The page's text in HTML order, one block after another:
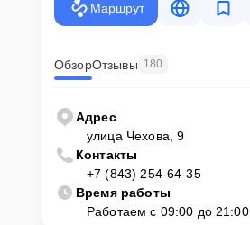
Маршрут
ОбзорОтзывы 180
Адрес
улица Чехова, 9
Контакты
+7 (843) 254-64-35
Время работы
Работаем с 09:00 до 21:00